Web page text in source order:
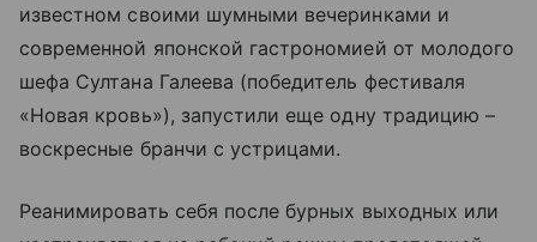
известном своими шумными вечеринками и
современной японской гастрономией от молодого
шефа Султана Галеева (победитель фестиваля
«Новая кровь»), запустили еще одну традицию –
воскресные бранчи с устрицами.
Реанимировать себя после бурных выходных или